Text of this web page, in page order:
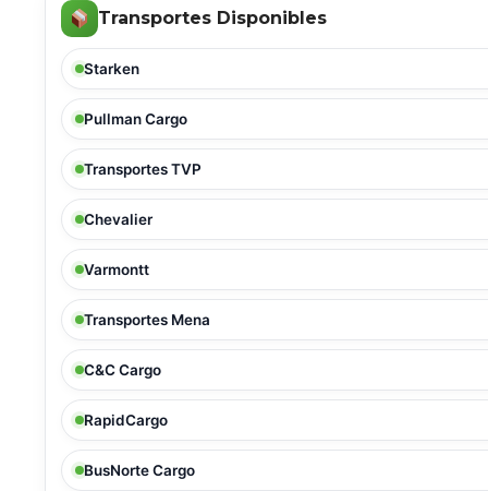
Transportes Disponibles
Starken
Pullman Cargo
Transportes TVP
Chevalier
Varmontt
Transportes Mena
C&C Cargo
RapidCargo
BusNorte Cargo